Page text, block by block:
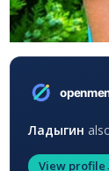
Ладыгин
View profile